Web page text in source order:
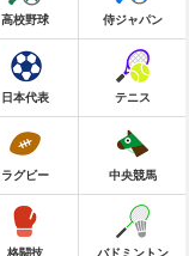
高校野球 侍ジャパン
日本代表 テニス
ラグビー 中央競馬
格闘技 バドミントン